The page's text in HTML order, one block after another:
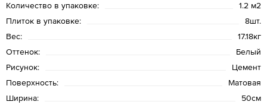
Количество в упаковке:
1.2 м2
Плиток в упаковке:
8шт.
Вес:
17.18кг
Оттенок:
Белый
Рисунок:
Цемент
Поверхность:
Матовая
Ширина:
50см